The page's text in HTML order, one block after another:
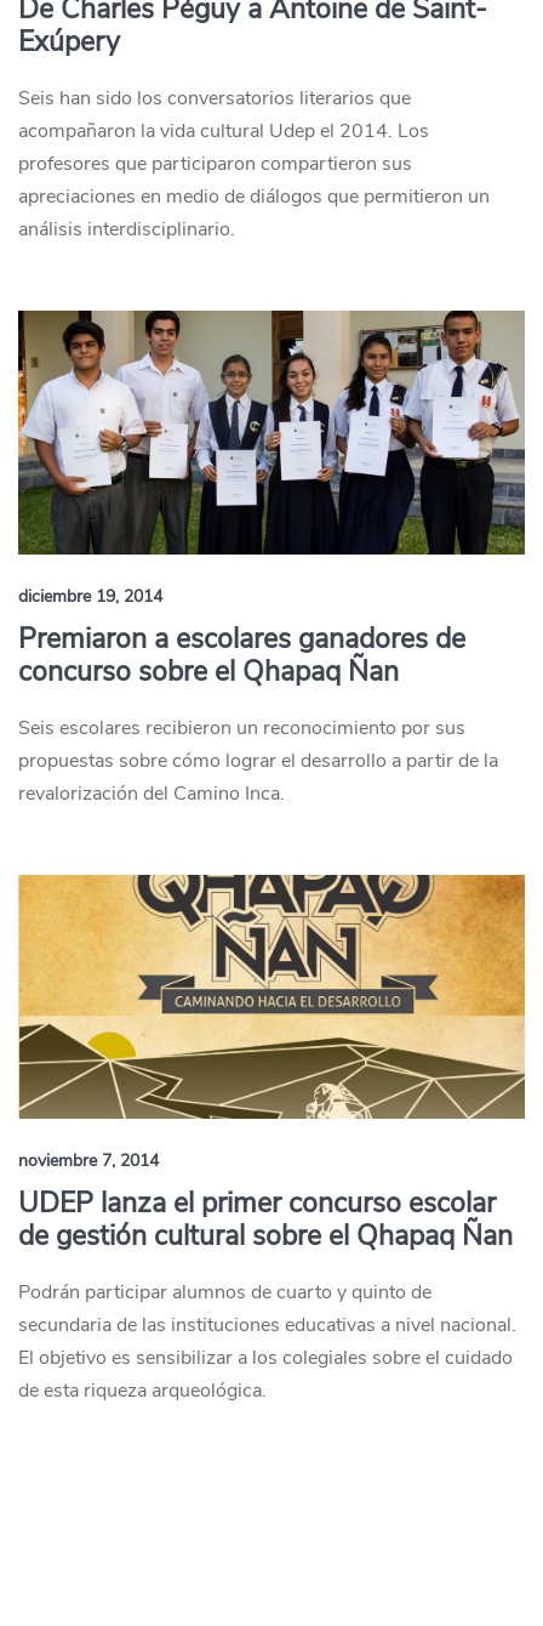
De Charles Péguy a Antoine de Saint-
Exúpery
Seis han sido los conversatorios literarios que
acompañaron la vida cultural Udep el 2014. Los
profesores que participaron compartieron sus
apreciaciones en medio de diálogos que permitieron un
análisis interdisciplinario.
diciembre 19, 2014
Premiaron a escolares ganadores de
concurso sobre el Qhapaq Ñan
Seis escolares recibieron un reconocimiento por sus
propuestas sobre cómo lograr el desarrollo a partir de la
revalorización del Camino Inca.
noviembre 7, 2014
UDEP lanza el primer concurso escolar
de gestión cultural sobre el Qhapaq Ñan
Podrán participar alumnos de cuarto y quinto de
secundaria de las instituciones educativas a nivel nacional.
El objetivo es sensibilizar a los colegiales sobre el cuidado
de esta riqueza arqueológica.